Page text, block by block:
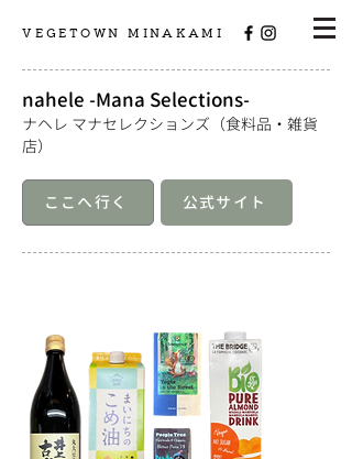
VEGETOWN MINAKAMI
nahele -Mana Selections-
ナヘレ マナセレクションズ（食料品・雑貨
店）
ここへ行く 公式サイト